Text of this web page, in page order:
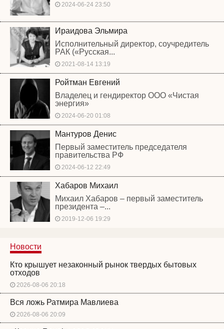
2024-06-24 23:50
Ираидова Эльмира
Исполнительный директор, соучредитель
РАК («Русская...
2021-08-14 13:19
Ройтман Евгений
Владелец и гендиректор ООО «Чистая
энергия»
2024-06-20 01:08
Мантуров Денис
Первый заместитель председателя
правительства РФ
2024-06-12 22:49
Хабаров Михаил
Михаил Хабаров – первый заместитель
президента –...
2019-12-06 19:29
Новости
Кто крышует незаконный рынок твердых бытовых
отходов
2026-08-06 20:18
Вся ложь Ратмира Мавлиева
2026-08-06 20:09